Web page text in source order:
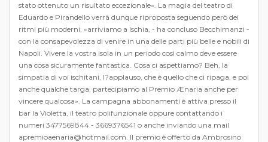
stato ottenuto un risultato eccezionale». La magia del teatro di
Eduardo e Pirandello verrà dunque riproposta seguendo però dei
ritmi più moderni, «arriviamo a Ischia, - ha concluso Becchimanzi -
con la consapevolezza di venire in una delle parti più belle e nobili di
Napoli. Vivere la vostra isola in un periodo così calmo deve essere
una cosa sicuramente fantastica. Cosa ci aspettiamo? Beh, la
simpatia di voi ischitani, l?applauso, che è quello che ci ripaga, e poi
anche qualche targa, partecipiamo al Premio Ænaria anche per
vincere qualcosa». La campagna abbonamenti è attiva presso il
bar la Violetta, il teatro polifunzionale oppure contattando i
numeri 3477569844 - 3669376541 o anche inviando una mail
apremioaenaria@hotmail.com. Il premio è offerto da Ambrosino